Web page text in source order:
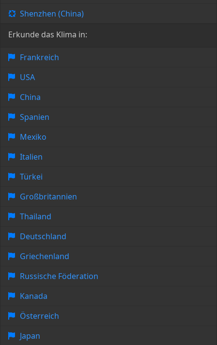
Shenzhen (China)
Erkunde das Klima in:
Frankreich
USA
China
Spanien
Mexiko
Italien
Türkei
Großbritannien
Thailand
Deutschland
Griechenland
Russische Föderation
Kanada
Österreich
Japan